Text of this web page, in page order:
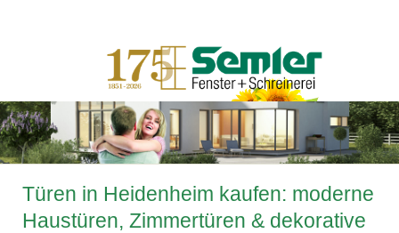
Türen in Heidenheim kaufen: moderne
Haustüren, Zimmertüren & dekorative